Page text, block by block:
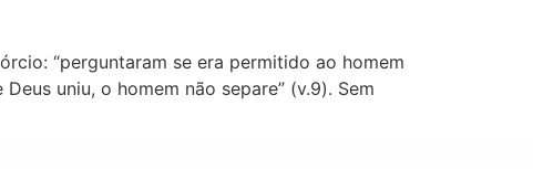
“perguntaram se era permitido ao homem
uniu, o homem não separe” (v.9). Sem